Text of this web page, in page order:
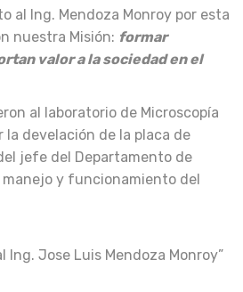
al Ing. Mendoza Monroy por esta
nuestra Misión: formar
valor a la sociedad en el
al laboratorio de Microscopía
la develación de la placa de
jefe del Departamento de
manejo y funcionamiento del
Jose Luis Mendoza Monroy”